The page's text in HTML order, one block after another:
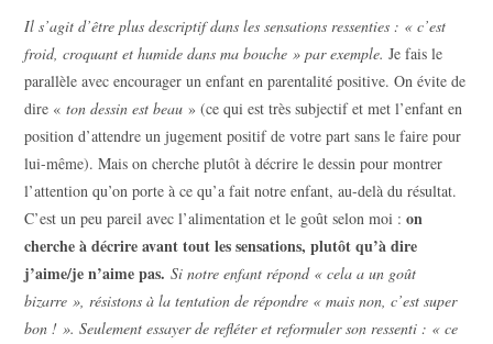
Il s’agit d’être plus descriptif dans les sensations ressenties : « c’est
froid, croquant et humide dans ma bouche » par exemple. Je fais le
parallèle avec encourager un enfant en parentalité positive. On évite de
dire «ton dessin est beau» (ce qui est très subjectif et met l’enfant en
position d’attendre un jugement positif de votre part sans le faire pour
lui-même). Mais on cherche plutôt à décrire le dessin pour montrer
l’attention qu’on porte à ce qu’a fait notre enfant, au-delà du résultat.
C’est un peu pareil avec l’alimentation et le goût selon moi :on
cherche à décrire avant tout les sensations, plutôt qu’à dire
j’aime/je n’aime pas.Si notre enfant répond « cela a un goût
bizarre », résistons à la tentation de répondre « mais non, c’est super
bon ! ». Seulement essayer de refléter et reformuler son ressenti : « ce